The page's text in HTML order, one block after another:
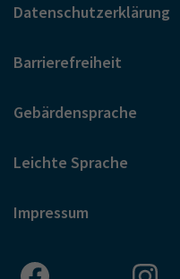
Datenschutzerklärung
Barrierefreiheit
Gebärdensprache
Leichte Sprache
Impressum